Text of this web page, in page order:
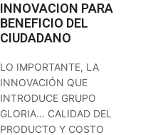
INNOVACION PARA
BENEFICIO DEL
CIUDADANO
LO IMPORTANTE, LA
INNOVACIÓN QUE
INTRODUCE GRUPO
GLORIA... CALIDAD DEL
PRODUCTO Y COSTO